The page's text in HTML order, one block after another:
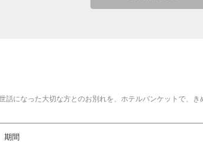
話になった大切な方とのお別れを、ホテルバンケットで、
期間